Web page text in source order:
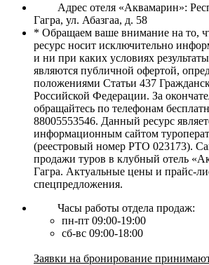
Адрес отеля «Аквамарин»:
Гагра, ул. Абазгаа, д. 58
* Обращаем ваше внимание на то,
ресурс носит исключительно
и ни при каких условиях
являются публичной офертой,
положениями Статьи 437
Российской Федерации. За
обращайтесь по телефонам
88005553546. Данный ресурс
информационным сайтом
(реестровый номер РТО 023173).
продажи туров в клубный отель
Гагра. Актуальные цены и прайс-
спецпредложения.
Часы работы отдела продаж:
пн-пт 09:00-19:00
сб-вс 09:00-18:00
Заявки на бронирование